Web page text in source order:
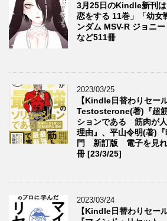
3月25日のKindle新刊
恋をする 11巻」「幼女
ンダム MSV-R ジョニ
など511冊
2023/03/25
【Kindle日替わりセー
Testosterone(著)『超
ションである 筋肉が
理由』、平山令明(著)
門 新訂版 電子を見れ
冊 [23/3/25]
2023/03/24
【Kindle日替わりセー